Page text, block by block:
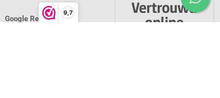
9,7
Google Reviews